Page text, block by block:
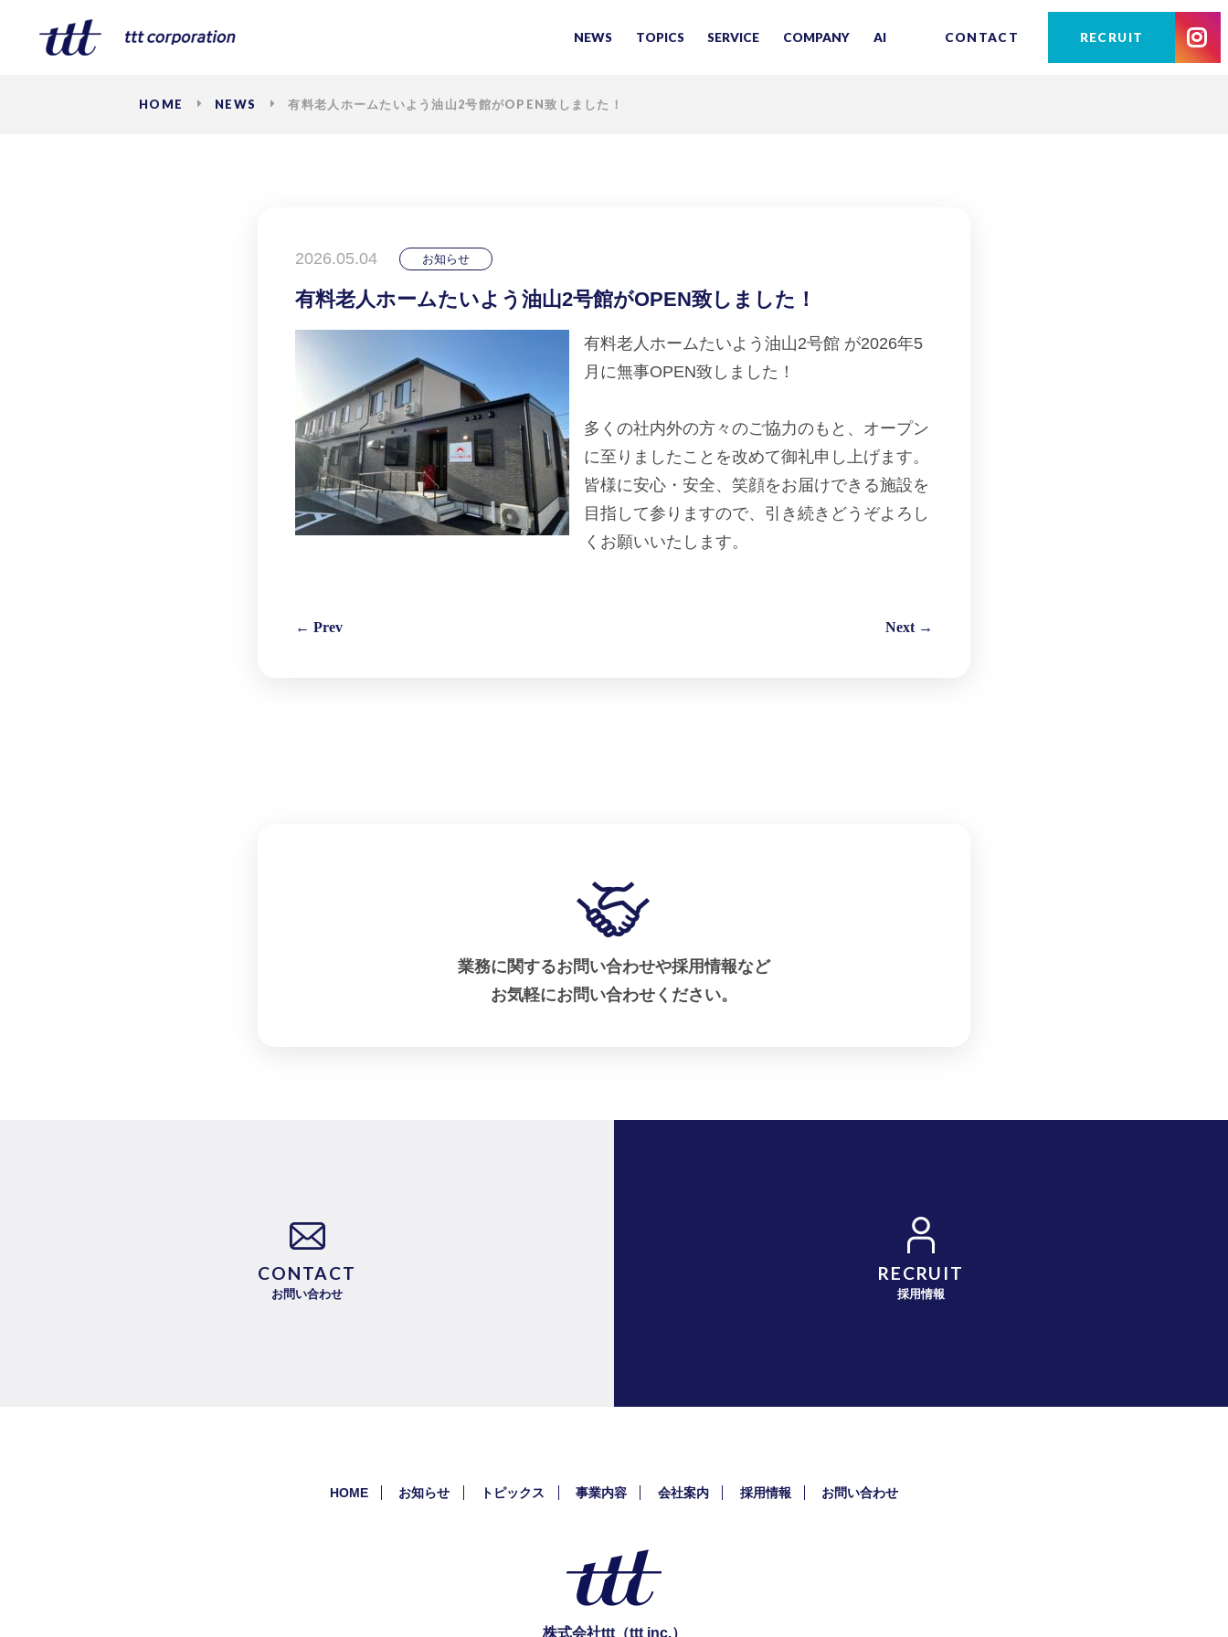
CONTACT RECRUIT
NEWS TOPICS SERVICE COMPANY AI
HOME NEWS 有料老人ホームたいよう油山2号館がOPEN致しました！
2026.05.04 お知らせ
有料老人ホームたいよう油山2号館がOPEN致しました！
有料老人ホームたいよう油山2号館 が2026年5
月に無事OPEN致しました！
多くの社内外の方々のご協力のもと、オープン
に至りましたことを改めて御礼申し上げます。
皆様に安心・安全、笑顔をお届けできる施設を
目指して参りますので、引き続きどうぞよろし
くお願いいたします。
← Prev Next →
業務に関するお問い合わせや採用情報など
お気軽にお問い合わせください。
CONTACT
お問い合わせ
RECRUIT
採用情報
HOME お知らせ トピックス 事業内容 会社案内 採用情報 お問い合わせ
株式会社ttt（ttt inc.）